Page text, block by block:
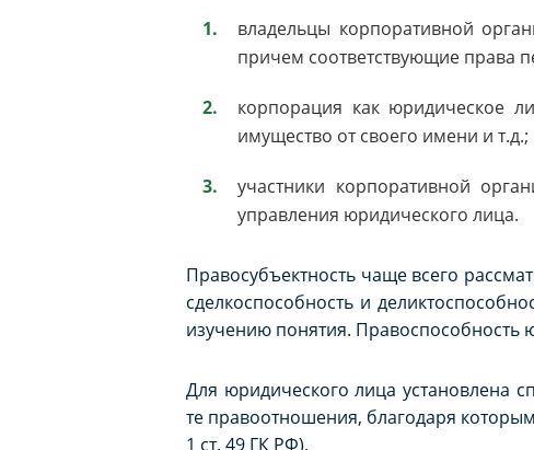
владельцы корпоративной
причем соответствующие права
корпорация как юридическое
имущество от своего имени и т.д.;
участники корпоративной
управления юридического лица.
Правосубъектность чаще всего
сделкоспособность и
изучению понятия. Правоспособность
Для юридического лица установлена
те правоотношения, благодаря
1 ст. 49 ГК РФ).